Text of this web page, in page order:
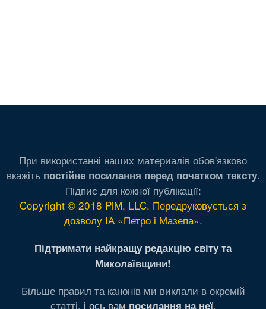
При використанні наших материалів обов'язково
вкажіть постійне посилання перед початком тексту.
Підпис для кожної публікації:
Copyright © 2018 PiM, LLC. Передруковується з
дозволу ІА «Петро і Мазепа».
Підтримати найкращу редакцію світу та
Миколаївщини!
Більше правил та канонів ми виклали в окремій
статті, і ось вам посилання на неї.